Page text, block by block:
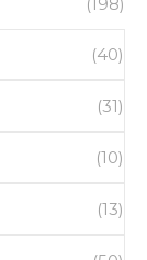
(40)
(31)
(10)
(13)